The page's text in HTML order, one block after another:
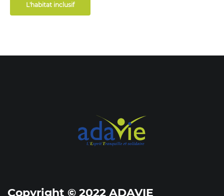
L'habitat inclusif
Copyright © 2022 ADAVIE